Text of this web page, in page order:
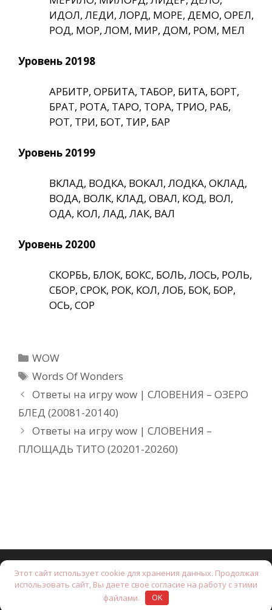
ИДОЛ, ЛЕДИ, ЛОРД, МОРЕ, ДЕМО, ОРЕЛ,
РОД, МОР, ЛОМ, МИР, ДОМ, РОМ, МЕЛ
Уровень 20198
АРБИТР, ОРБИТА, ТАБОР, БИТА, БОРТ,
БРАТ, РОТА, ТАРО, ТОРА, ТРИО, РАБ,
РОТ, ТРИ, БОТ, ТИР, БАР
Уровень 20199
ВКЛАД, ВОДКА, ВОКАЛ, ЛОДКА, ОКЛАД,
ВОДА, ВОЛК, КЛАД, ОВАЛ, КОД, ВОЛ,
ОДА, КОЛ, ЛАД, ЛАК, ВАЛ
Уровень 20200
СКОРБЬ, БЛОК, БОКС, БОЛЬ, ЛОСЬ, РОЛЬ,
СБОР, СРОК, РОК, КОЛ, ЛОБ, БОК, БОР,
ОСЬ, СОР
Рубрики
WOW
Метки
Words Of Wonders
Ответы на игру wow | СЛОВЕНИЯ – ОЗЕРО
БЛЕД (20081-20140)
Ответы на игру wow | СЛОВЕНИЯ –
ПЛОЩАДЬ ТИТО (20201-20260)
© 2026 Brain Test: Хитрые головоломки. • Создано с
помощью
GeneratePress
Этот сайт использует cookie для хранения данных. Продолжая
использовать сайт, Вы даете свое согласие на работу с этими
файлами.
OK